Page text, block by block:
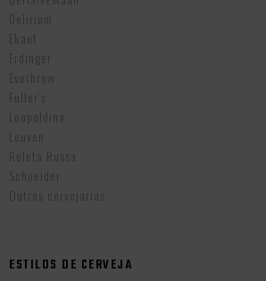
Delirium
Ekaut
Erdinger
Everbrew
Fuller’s
Leopoldina
Leuven
Roleta Russa
Schneider
Outras cervejarias
ESTILOS DE CERVEJA